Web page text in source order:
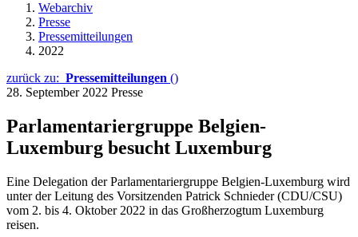
Webarchiv
Presse
Pressemitteilungen
2022
zurück zu: Pressemitteilungen ()
28. September 2022 Presse
Parlamentariergruppe Belgien-
Luxemburg besucht Luxemburg
Eine Delegation der Parlamentariergruppe Belgien-Luxemburg wird
unter der Leitung des Vorsitzenden Patrick Schnieder (CDU/CSU)
vom 2. bis 4. Oktober 2022 in das Großherzogtum Luxemburg
reisen.